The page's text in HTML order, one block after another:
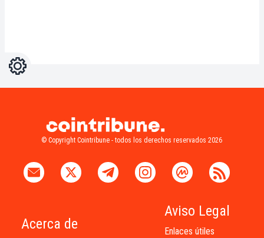
Ajustes
© Copyright Cointribune - todos los derechos reservados 2026
Acerca de
Aviso Legal
Enlaces útiles